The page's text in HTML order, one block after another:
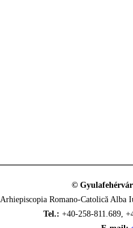
©
Arhiepiscopia Romano-Catolică
Tel.: +40-258-811.689,